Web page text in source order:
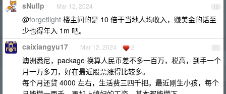
10
sNullp Mar 12, 2024
@forgetlight 楼主问的是 10 倍于当地人均收入，赚美金的话至
少也得年入 1m 吧。
11
caixiangyu17 Mar 12, 2024 2
澳洲悉尼，package 换算人民币差不多一百万，税高，到手一个
月一万多刀，好在最近股票涨得比较多。
每个月还贷 4000 左右，生活费三四千把。最近刚生小孩，每个